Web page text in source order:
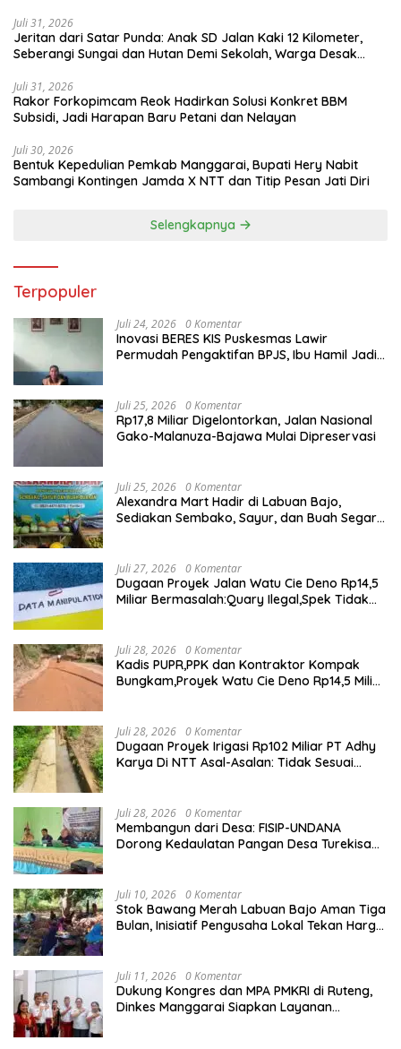
Juli 31, 2026
Jeritan dari Satar Punda: Anak SD Jalan Kaki 12 Kilometer,
Seberangi Sungai dan Hutan Demi Sekolah, Warga Desak
Juli 31, 2026
Rakor Forkopimcam Reok Hadirkan Solusi Konkret BBM
Subsidi, Jadi Harapan Baru Petani dan Nelayan
Juli 30, 2026
Bentuk Kepedulian Pemkab Manggarai, Bupati Hery Nabit
Sambangi Kontingen Jamda X NTT dan Titip Pesan Jati Diri
Selengkapnya
Terpopuler
Juli 24, 2026 0 Komentar
Inovasi BERES KIS Puskesmas Lawir
Permudah Pengaktifan BPJS, Ibu Hamil Jadi
Juli 25, 2026 0 Komentar
Rp17,8 Miliar Digelontorkan, Jalan Nasional
Gako-Malanuza-Bajawa Mulai Dipreservasi
Juli 25, 2026 0 Komentar
Alexandra Mart Hadir di Labuan Bajo,
Sediakan Sembako, Sayur, dan Buah Segar
Juli 27, 2026 0 Komentar
Dugaan Proyek Jalan Watu Cie Deno Rp14,5
Miliar Bermasalah:Quary Ilegal,Spek Tidak
Juli 28, 2026 0 Komentar
Kadis PUPR,PPK dan Kontraktor Kompak
Bungkam,Proyek Watu Cie Deno Rp14,5 Miliar
Juli 28, 2026 0 Komentar
Dugaan Proyek Irigasi Rp102 Miliar PT Adhy
Karya Di NTT Asal-Asalan: Tidak Sesuai
Juli 28, 2026 0 Komentar
Membangun dari Desa: FISIP-UNDANA
Dorong Kedaulatan Pangan Desa Turekisa
Juli 10, 2026 0 Komentar
Stok Bawang Merah Labuan Bajo Aman Tiga
Bulan, Inisiatif Pengusaha Lokal Tekan Harga
Juli 11, 2026 0 Komentar
Dukung Kongres dan MPA PMKRI di Ruteng,
Dinkes Manggarai Siapkan Layanan